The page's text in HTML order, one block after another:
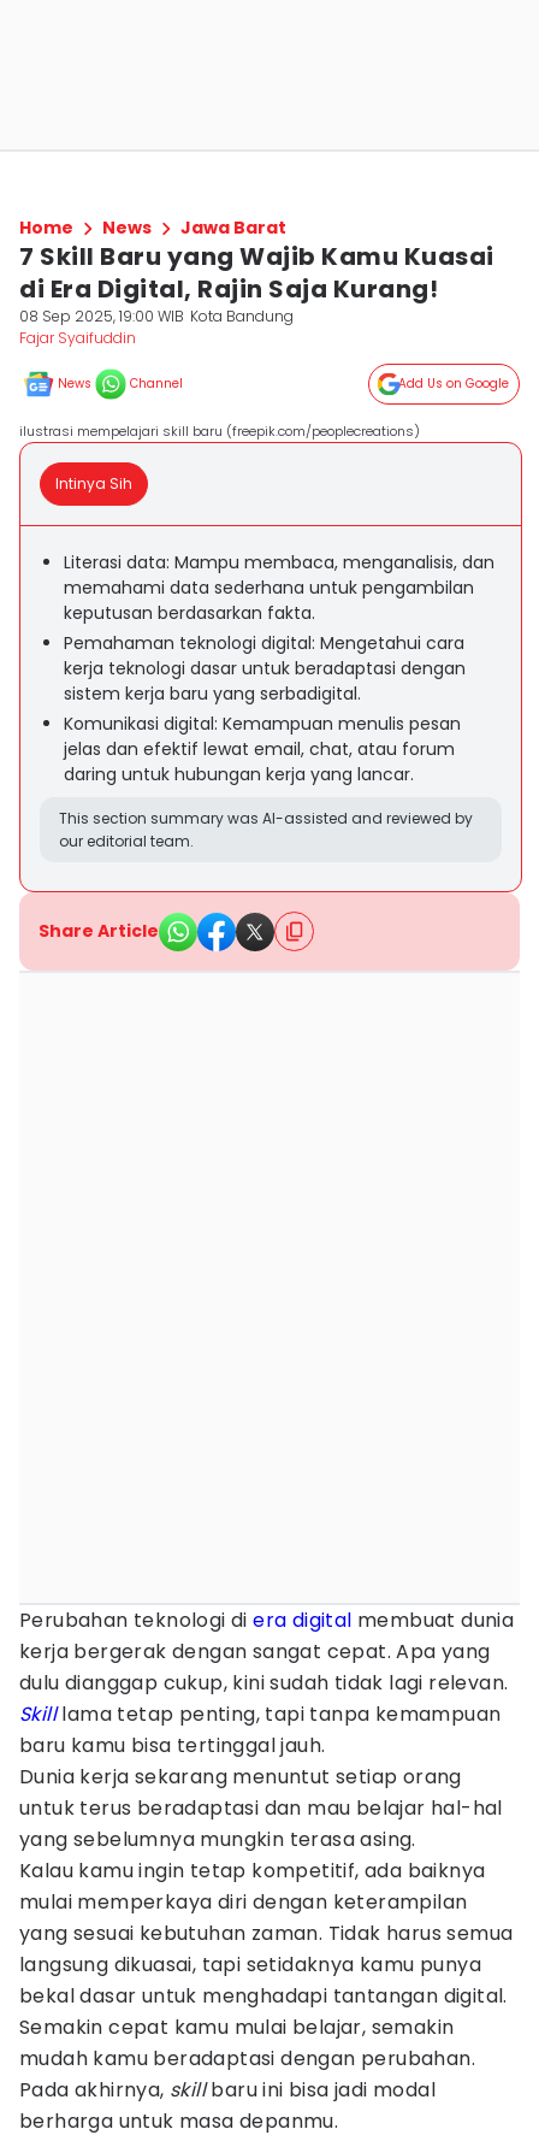
Home News Jawa Barat
7 Skill Baru yang Wajib Kamu Kuasai
di Era Digital, Rajin Saja Kurang!
08 Sep 2025, 19:00 WIB Kota Bandung
Fajar Syaifuddin
News Channel Add Us on Google
ilustrasi mempelajari skill baru (freepik.com/peoplecreations)
Intinya Sih
Literasi data: Mampu membaca, menganalisis, dan
memahami data sederhana untuk pengambilan
keputusan berdasarkan fakta.
Pemahaman teknologi digital: Mengetahui cara
kerja teknologi dasar untuk beradaptasi dengan
sistem kerja baru yang serbadigital.
Komunikasi digital: Kemampuan menulis pesan
jelas dan efektif lewat email, chat, atau forum
daring untuk hubungan kerja yang lancar.
This section summary was AI-assisted and reviewed by
our editorial team.
Share Article
Perubahan teknologi diera digital membuat dunia
kerja bergerak dengan sangat cepat. Apa yang
dulu dianggap cukup, kini sudah tidak lagi relevan.
Skilllama tetap penting, tapi tanpa kemampuan
baru kamu bisa tertinggal jauh.
Dunia kerja sekarang menuntut setiap orang
untuk terus beradaptasi dan mau belajar hal-hal
yang sebelumnya mungkin terasa asing.
Kalau kamu ingin tetap kompetitif, ada baiknya
mulai memperkaya diri dengan keterampilan
yang sesuai kebutuhan zaman. Tidak harus semua
langsung dikuasai, tapi setidaknya kamu punya
bekal dasar untuk menghadapi tantangan digital.
Semakin cepat kamu mulai belajar, semakin
mudah kamu beradaptasi dengan perubahan.
Pada akhirnya, skillbaru ini bisa jadi modal
berharga untuk masa depanmu.